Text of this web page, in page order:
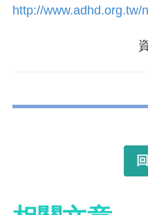
http://www.adhd.org.tw/